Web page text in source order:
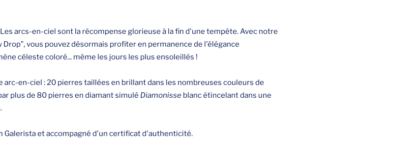
Les arcs-en-ciel sont la récompense glorieuse à la fin d'une tempête. Avec notre
vous pouvez désormais profiter en permanence de l'élégance
céleste coloré... même les jours les plus ensoleillés !
arc-en-ciel : 20 pierres taillées en brillant dans les nombreuses couleurs de
plus de 80 pierres en diamant simulé Diamonisseblanc étincelant dans une
Galerista et accompagné d'un certificat d'authenticité.